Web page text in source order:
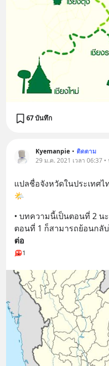
67 บันทึก
Kyemanpie • ติดตาม
29 ม.ค. 2021 เวลา 06:37
แปลชื่อจังหวัดในประเทศ
🌤️
• บทความนี้เป็นตอนที่ 2 น
ตอนที่ 1 ก็สามารถย้อนกลั
ต่อ
1